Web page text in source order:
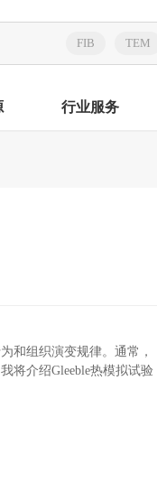
FIB TEM
行业服务
和组织演变规律。通常，
将介绍Gleeble热模拟试验